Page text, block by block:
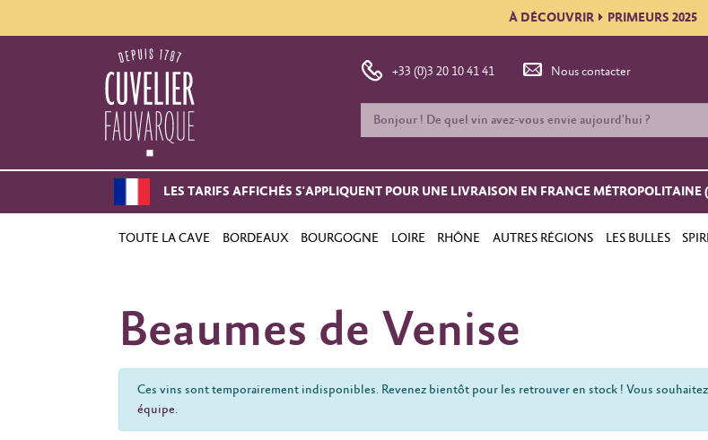
À DÉCOUVRIR PRIMEURS 2025
+33 (0)3 20 10 41 41 Nous contacter
LES TARIFS AFFICHÉS S'APPLIQUENT POUR UNE LIVRAISON EN FRANCE
TOUTE LA CAVE BORDEAUX BOURGOGNE LOIRE RHÔNE AUTRES RÉGIONS LES BULLES
Beaumes de Venise
Ces vins sont temporairement indisponibles. Revenez bientôt pour les retrouver en stock ! Vous
équipe.